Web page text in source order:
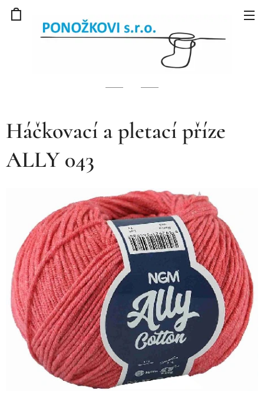
Háčkovací a pletací příze
ALLY 043